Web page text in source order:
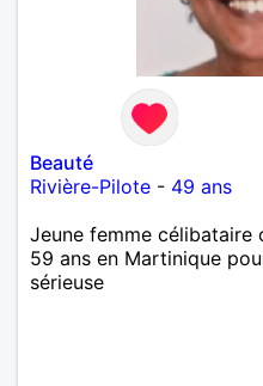
Beauté
Rivière-Pilote - 49 ans
Jeune femme célibataire
59 ans en Martinique
sérieuse